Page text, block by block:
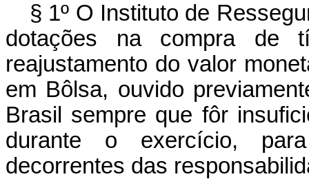
§ 1º O Instituto de
dotações na compra de
reajustamento do valor
em Bôlsa, ouvido
Brasil sempre que fôr
durante o exercício,
decorrentes das